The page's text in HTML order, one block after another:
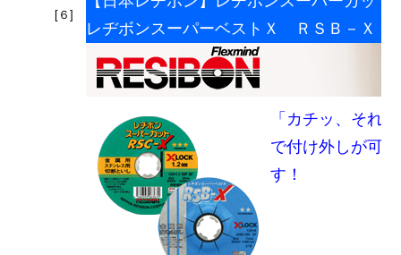
[６]
レヂボンスーパーベストＸ ＲＳＢ－Ｘ
「カチッ、それ
で付け外しが可
す！